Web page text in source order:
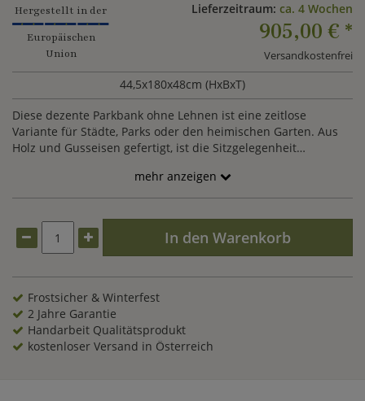
Hergestellt in der
Europäischen
Union
Lieferzeitraum: ca. 4 Wochen
905,00 € *
Versandkostenfrei
44,5x180x48cm (HxBxT)
Diese dezente Parkbank ohne Lehnen ist eine zeitlose
Variante für Städte, Parks oder den heimischen Garten. Aus
Holz und Gusseisen gefertigt, ist die Sitzgelegenheit
Wunsch kann die Bank gegen Aufpreos in weiteren Farben
der RAL Palette gefertigt werden. Wenden Sie sich hierzu
Angebot.
mehr anzeigen
In den Warenkorb
Frostsicher & Winterfest
2 Jahre Garantie
Handarbeit Qualitätsprodukt
kostenloser Versand in Österreich